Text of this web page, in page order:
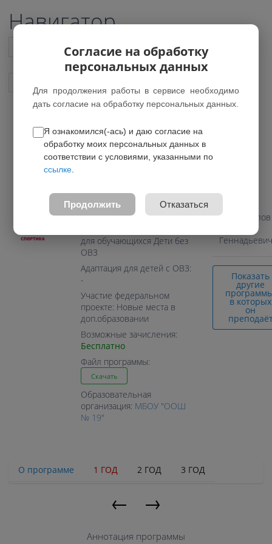
Навигатор
Список всех программ
ФК Кристалл
Направление:
Физкультурно-спортивное
для обучающихся Дети без
ОВЗ
Адаптация для детей с ОВЗ:
-
Участие федеральном
проекте: Новые места в
доп.образовании
Возможные зачисления:
Бесплатно
Файл программы:
Скачать
Образовательная
организация: МБОУ "ООШ
№ 19"
Притужалов
Геннадьевич
Показать
другие
в которых
он
О программе 1 ГОД 2 ГОД 3 ГОД
← →
Аннотация программы
Согласие на обработку
персональных данных
Для продолжения работы в сервисе необходимо
дать согласие на обработку персональных данных.
Я ознакомился(-ась) и даю согласие на
обработку моих персональных данных в
соответствии с условиями, указанными по
ссылке
Продолжить Отказаться